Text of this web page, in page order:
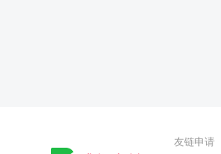
友链申请